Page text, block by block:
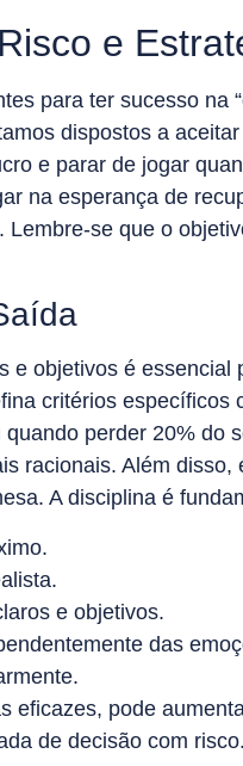
e
para ter sucesso na
dispostos a
e parar de jogar
na esperança de
se que o
e objetivos é
critérios
perder 20% do
racionais. Além
A disciplina é
e objetivos.
das
eficazes, pode
de decisão com